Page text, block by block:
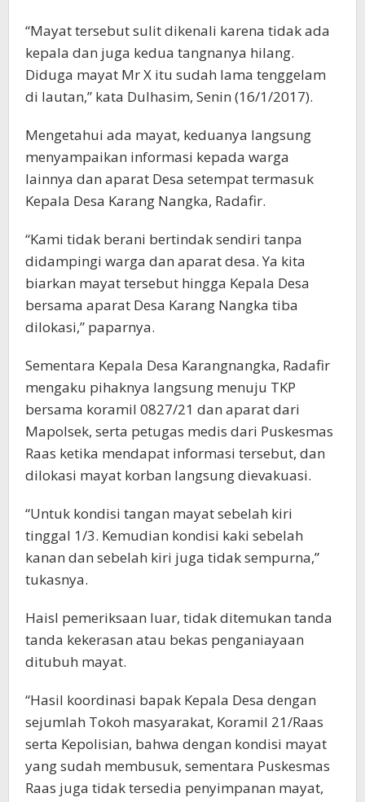
“Mayat tersebut sulit dikenali karena tidak ada
kepala dan juga kedua tangnanya hilang.
Diduga mayat Mr X itu sudah lama tenggelam
di lautan,” kata Dulhasim, Senin (16/1/2017).
Mengetahui ada mayat, keduanya langsung
menyampaikan informasi kepada warga
lainnya dan aparat Desa setempat termasuk
Kepala Desa Karang Nangka, Radafir.
“Kami tidak berani bertindak sendiri tanpa
didampingi warga dan aparat desa. Ya kita
biarkan mayat tersebut hingga Kepala Desa
bersama aparat Desa Karang Nangka tiba
dilokasi,” paparnya.
Sementara Kepala Desa Karangnangka, Radafir
mengaku pihaknya langsung menuju TKP
bersama koramil 0827/21 dan aparat dari
Mapolsek, serta petugas medis dari Puskesmas
Raas ketika mendapat informasi tersebut, dan
dilokasi mayat korban langsung dievakuasi.
“Untuk kondisi tangan mayat sebelah kiri
tinggal 1/3. Kemudian kondisi kaki sebelah
kanan dan sebelah kiri juga tidak sempurna,”
tukasnya.
Haisl pemeriksaan luar, tidak ditemukan tanda
tanda kekerasan atau bekas penganiayaan
ditubuh mayat.
“Hasil koordinasi bapak Kepala Desa dengan
sejumlah Tokoh masyarakat, Koramil 21/Raas
serta Kepolisian, bahwa dengan kondisi mayat
yang sudah membusuk, sementara Puskesmas
Raas juga tidak tersedia penyimpanan mayat,